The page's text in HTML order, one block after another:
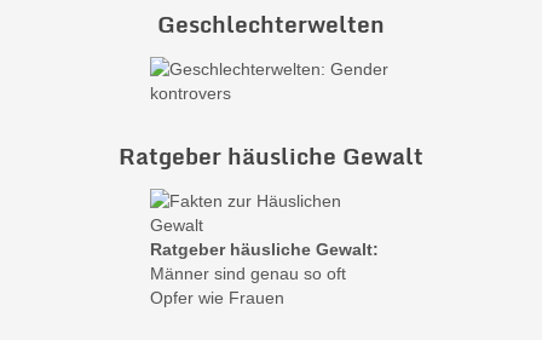
Geschlechterwelten
Ratgeber häusliche Gewalt
Ratgeber häusliche Gewalt:
Männer sind genau so oft
Opfer wie Frauen